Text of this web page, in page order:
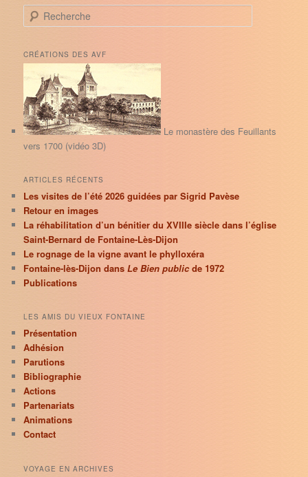
e
h
e
r
h
e
CRÉATIONS DES AVF
Le monastère des Feuillants
vers 1700 (vidéo 3D)
ARTICLES RÉCENTS
Les visites de l’été 2026 guidées par Sigrid Pavèse
Retour en images
La réhabilitation d’un bénitier du XVIIIe siècle dans l’église
Saint-Bernard de Fontaine-Lès-Dijon
Le rognage de la vigne avant le phylloxéra
Fontaine-lès-Dijon dansLe Bien publicde 1972
Publications
LES AMIS DU VIEUX FONTAINE
Présentation
Adhésion
Parutions
Bibliographie
Actions
Partenariats
Animations
Contact
VOYAGE EN ARCHIVES